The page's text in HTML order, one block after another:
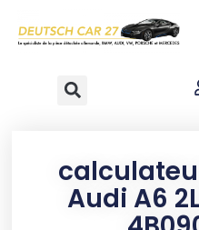
principal
Audi A6